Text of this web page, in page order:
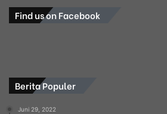
Find us on Facebook
Berita Populer
Juni 29, 2022